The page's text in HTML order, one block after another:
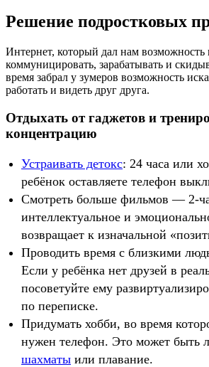
Решение подростковых
Интернет, который дал нам возможность
коммуницировать, зарабатывать и
время забрал у зумеров возможность
работать и видеть друг друга.
Отдыхать от гаджетов и
концентрацию
Устраивать детокс: 24 часа или
ребёнок оставляете телефон
Смотреть больше фильмов — 2-
интеллектуальное и
возвращает к изначальной
Проводить время с близкими
Если у ребёнка нет друзей в
посоветуйте ему
по переписке.
Придумать хобби, во время
нужен телефон. Это может быть
шахматы или плавание.